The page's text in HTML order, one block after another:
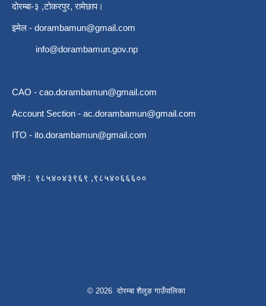
दोरम्बा-३ ,टोकरपुर, रामेछाप।
इमेल - dorambamun@gmail.com
info@dorambamun.gov.np
CAO - cao.dorambamun@gmail.com
Account Section - ac.dorambamun@gmail.com
ITO - ito.dorambamun@gmail.com
फोन : ९८५४०४३९६९ ,९८५४०६६६००
© 2026 दोरम्बा शैलुङ गाउँपालिका